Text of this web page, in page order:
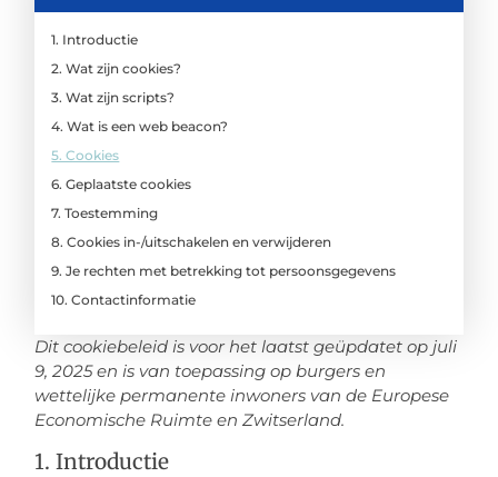
Dit cookiebeleid is voor het laatst geüpdatet op juli
9, 2025 en is van toepassing op burgers en
wettelijke permanente inwoners van de Europese
Economische Ruimte en Zwitserland.
1. Introductie
1. Introductie
2. Wat zijn cookies?
3. Wat zijn scripts?
4. Wat is een web beacon?
5. Cookies
6. Geplaatste cookies
7. Toestemming
8. Cookies in-/uitschakelen en verwijderen
9. Je rechten met betrekking tot persoonsgegevens
10. Contactinformatie